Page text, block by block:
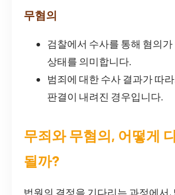
무혐의
검찰에서 수사를 통해 혐의
상태를 의미합니다.
범죄에 대한 수사 결과가 따라
판결이 내려진 경우입니다.
무죄와 무혐의, 어떻게
될까?
법원의 결정을 기다리는 과정에서,